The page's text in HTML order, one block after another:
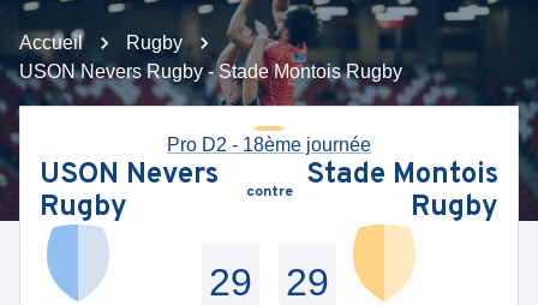
Accueil
Rugby
USON Nevers Rugby - Stade Montois Rugby
Pro D2 - 18ème journée
USON Nevers
Rugby
contre
Stade Montois
Rugby
29 29